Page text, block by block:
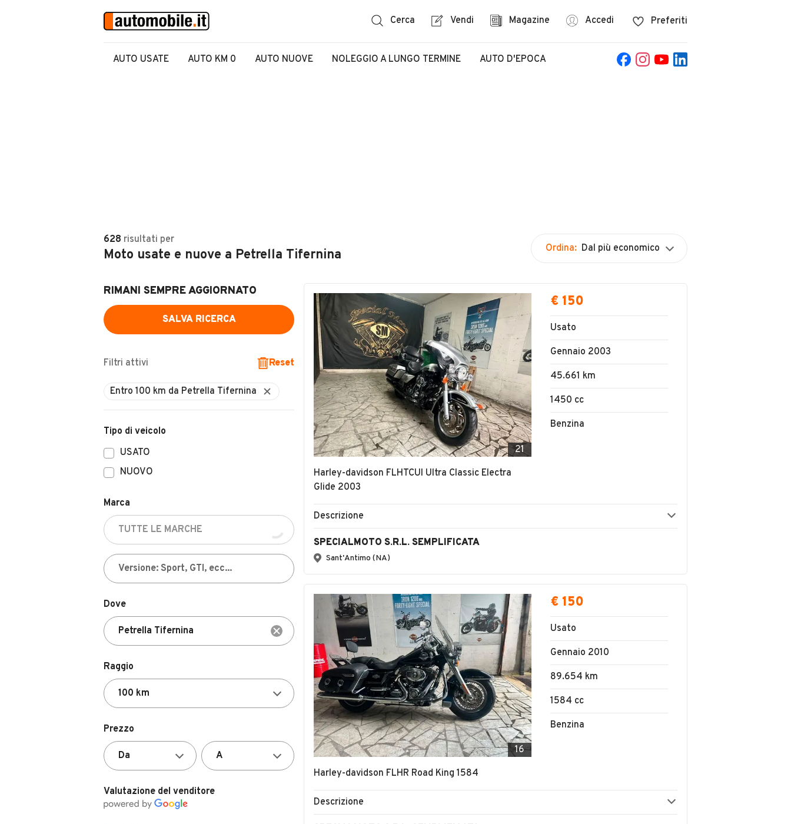
Cerca Vendi Magazine Accedi Preferiti
AUTO USATE AUTO KM 0 AUTO NUOVE NOLEGGIO A LUNGO TERMINE AUTO D'EPOCA
628 risultati per
Moto usate e nuove a Petrella Tifernina Ordina: Dal più economico
RIMANI SEMPRE AGGIORNATO
SALVA RICERCA
Filtri attivi Reset
Entro 100 km da Petrella Tifernina
Tipo di veicolo
USATO
NUOVO
Marca
Dove
Raggio
Prezzo
Valutazione del venditore